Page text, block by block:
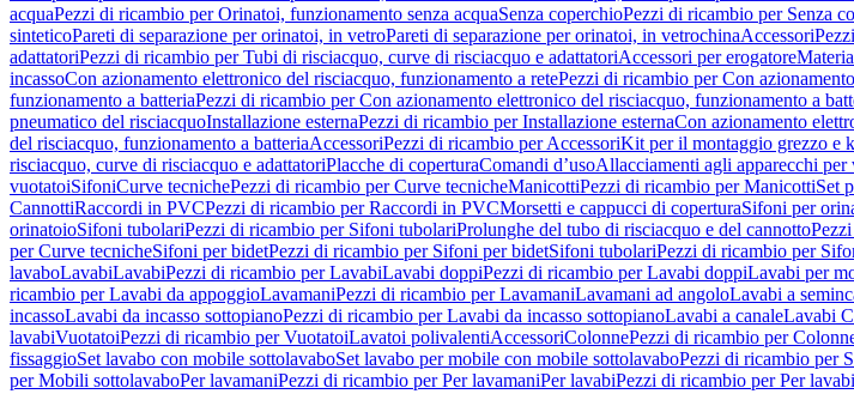
acquaPezzi di ricambio per Orinatoi, funzionamento senza acquaSenza coperchioPezzi di ricambio per Senza
sinteticoPareti di separazione per orinatoi, in vetroPareti di separazione per orinatoi, in vetrochinaAccessori
adattatoriPezzi di ricambio per Tubi di risciacquo, curve di risciacquo e adattatoriAccessori per erogatore
incassoCon azionamento elettronico del risciacquo, funzionamento a retePezzi di ricambio per Con
funzionamento a batteriaPezzi di ricambio per Con azionamento elettronico del risciacquo, funzionamento a
pneumatico del risciacquoInstallazione esternaPezzi di ricambio per Installazione esternaCon azionamento
del risciacquo, funzionamento a batteriaAccessoriPezzi di ricambio per AccessoriKit per il montaggio grezzo e
risciacquo, curve di risciacquo e adattatoriPlacche di coperturaComandi d’usoAllacciamenti agli apparecchi per
vuotatoiSifoniCurve tecnichePezzi di ricambio per Curve tecnicheManicottiPezzi di ricambio per ManicottiSet
CannottiRaccordi in PVCPezzi di ricambio per Raccordi in PVCMorsetti e cappucci di coperturaSifoni per
orinatoioSifoni tubolariPezzi di ricambio per Sifoni tubolariProlunghe del tubo di risciacquo e del cannotto
per Curve tecnicheSifoni per bidetPezzi di ricambio per Sifoni per bidetSifoni tubolariPezzi di ricambio per
lavaboLavabiLavabiPezzi di ricambio per LavabiLavabi doppiPezzi di ricambio per Lavabi doppiLavabi per
ricambio per Lavabi da appoggioLavamaniPezzi di ricambio per LavamaniLavamani ad angoloLavabi a
incassoLavabi da incasso sottopianoPezzi di ricambio per Lavabi da incasso sottopianoLavabi a canaleLavabi
lavabiVuotatoiPezzi di ricambio per VuotatoiLavatoi polivalentiAccessoriColonnePezzi di ricambio per
fissaggioSet lavabo con mobile sottolavaboSet lavabo per mobile con mobile sottolavaboPezzi di ricambio per
per Mobili sottolavaboPer lavamaniPezzi di ricambio per Per lavamaniPer lavabiPezzi di ricambio per Per lavabi